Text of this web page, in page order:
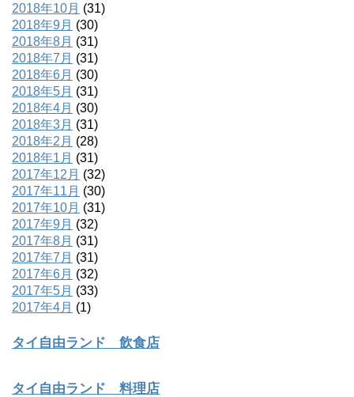
2018年10月 (31)
2018年9月 (30)
2018年8月 (31)
2018年7月 (31)
2018年6月 (30)
2018年5月 (31)
2018年4月 (30)
2018年3月 (31)
2018年2月 (28)
2018年1月 (31)
2017年12月 (32)
2017年11月 (30)
2017年10月 (31)
2017年9月 (32)
2017年8月 (31)
2017年7月 (31)
2017年6月 (32)
2017年5月 (33)
2017年4月 (1)
タイ自由ランド 飲食店
タイ自由ランド 料理店